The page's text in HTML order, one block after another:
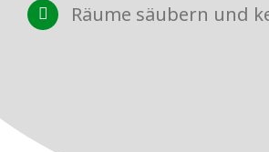
Räume säubern und